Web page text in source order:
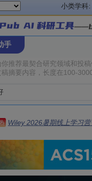
小类学科:
手
Wiley 2026暑期线上学习营